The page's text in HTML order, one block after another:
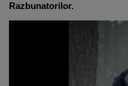
Razbunatorilor.